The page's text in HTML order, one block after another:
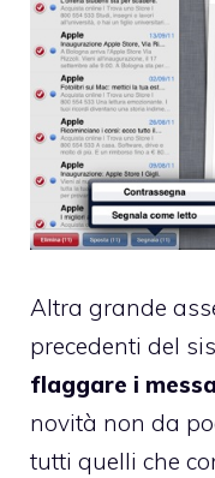
Altra grande
precedenti del
flaggare i
novità non da
tutti quelli che